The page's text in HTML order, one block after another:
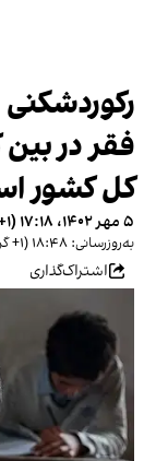
فقر در
کل کشور
۵ مهر ۱۴۰۲، ۱۷:۱۸ (‎+۱ گرینویچ)
به‌روزرسانی: ۱۸:۴۸ (‎+۱ گرینویچ)
اشتراک‌گذاری